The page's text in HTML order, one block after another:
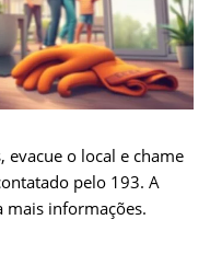
evacue o local e chame
pelo 193. A
mais informações.